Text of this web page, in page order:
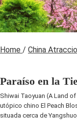
Home / China
Paraíso en la
Shiwai Taoyuan (A Land
utópico chino El Peach
situada cerca de